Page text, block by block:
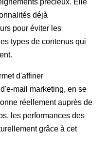
précieux. Elle
déjà
pour éviter les
types de contenus qui
d'affiner
mail marketing, en se
réellement auprès de
les performances des
grâce à cet